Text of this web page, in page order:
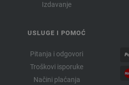
Izdavanje
USLUGE I POMOĆ
Pitanja i odgovori
Troškovi isporuke
Načini plaćanja